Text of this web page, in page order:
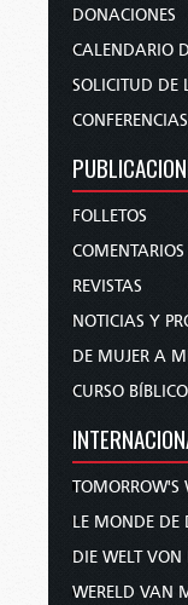
DONACIONES
CALENDARIO
SOLICITUD DE
CONFERENCIAS
FOLLETOS
COMENTARIOS
REVISTAS
NOTICIAS Y
DE MUJER A
CURSO BÍBLICO
TOMORROW'S
LE MONDE DE
DIE WELT VON
WERELD VAN